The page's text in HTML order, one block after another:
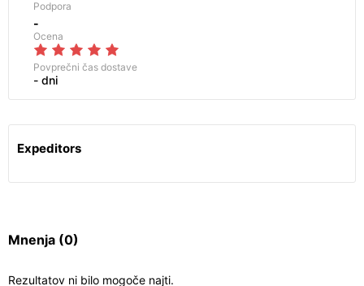
Podpora
-
Ocena
Povprečni čas dostave
- dni
Expeditors
Mnenja (0)
Rezultatov ni bilo mogoče najti.